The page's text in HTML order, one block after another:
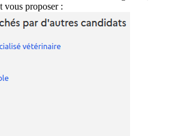
vous proposer :